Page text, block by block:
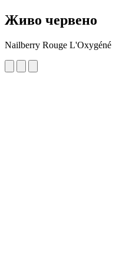
Живо червено
Nailberry Rouge L'Oxygéné